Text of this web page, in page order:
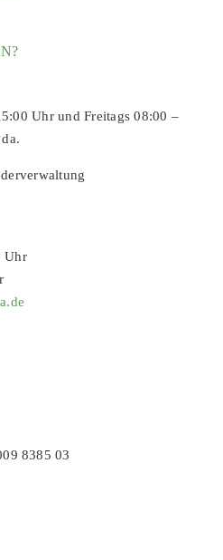
Uhr und Freitags 08:00 –
Uhr
8385 03